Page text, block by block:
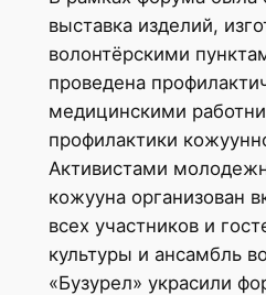
выставка изделий,
волонтёрскими
проведена
медицинскими
профилактики
Активистами
кожууна организован
всех участников и
культуры и ансамбль
«Бузурел» украсили